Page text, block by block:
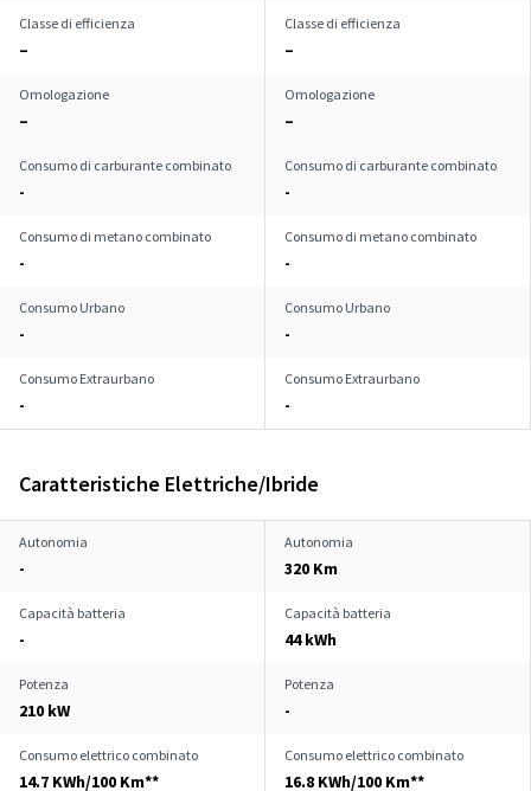
Classe di efficienza
–
Classe di efficienza
–
Omologazione
–
Omologazione
–
Consumo di carburante combinato
-
Consumo di carburante combinato
-
Consumo di metano combinato
-
Consumo di metano combinato
-
Consumo Urbano
-
Consumo Urbano
-
Consumo Extraurbano
-
Consumo Extraurbano
-
Caratteristiche Elettriche/Ibride
Autonomia
-
Autonomia
320 Km
Capacità batteria
-
Capacità batteria
44 kWh
Potenza
210 kW
Potenza
-
Consumo elettrico combinato
14.7 KWh/100 Km**
Consumo elettrico combinato
16.8 KWh/100 Km**